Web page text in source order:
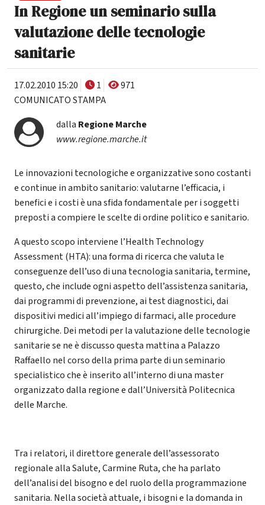
In Regione un seminario sulla
valutazione delle tecnologie
sanitarie
17.02.2010 15:20 1
971
COMUNICATO STAMPA
dalla Regione Marche
www.regione.marche.it
Le innovazioni tecnologiche e organizzative sono costanti
e continue in ambito sanitario: valutarne l’efficacia, i
benefici e i costi è una sfida fondamentale per i soggetti
preposti a compiere le scelte di ordine politico e sanitario.
A questo scopo interviene l’Health Technology
Assessment (HTA): una forma di ricerca che valuta le
conseguenze dell’uso di una tecnologia sanitaria, termine,
questo, che include ogni aspetto dell’assistenza sanitaria,
dai programmi di prevenzione, ai test diagnostici, dai
dispositivi medici all’impiego di farmaci, alle procedure
chirurgiche. Dei metodi per la valutazione delle tecnologie
sanitarie se ne è discusso questa mattina a Palazzo
Raffaello nel corso della prima parte di un seminario
specialistico che è inserito all’interno di una master
organizzato dalla regione e dall’Università Politecnica
delle Marche.
Tra i relatori, il direttore generale dell’assessorato
regionale alla Salute, Carmine Ruta, che ha parlato
dell’analisi del bisogno e del ruolo della programmazione
sanitaria. Nella società attuale, i bisogni e la domanda in